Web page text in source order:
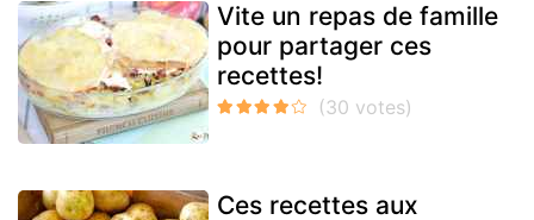
Vite un repas de famille
pour partager ces
recettes!
Ces recettes aux